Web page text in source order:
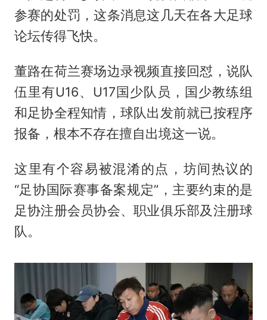
参赛的处罚，这条消息这几天在各大足球
论坛传得飞快。
董路在荷兰赛场边录视频直接回怼，说队
伍里有U16、U17国少队员，国少教练组
和足协全程知情，球队出发前就已按程序
报备，根本不存在擅自出境这一说。
这里有个容易被混淆的点，坊间热议的
“足协国际赛事备案规定”，主要约束的是
足协注册会员协会、职业俱乐部及注册球
队。